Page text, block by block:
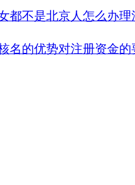
都不是北京人怎么办理
名的优势对注册资金的